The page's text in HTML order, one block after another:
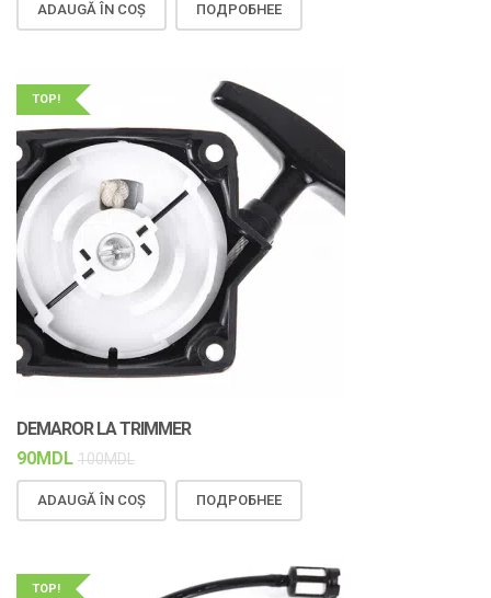
ADAUGĂ ÎN COȘ ПОДРОБНЕЕ
TOP!
DEMAROR LA TRIMMER
90MDL 100MDL
ADAUGĂ ÎN COȘ ПОДРОБНЕЕ
TOP!